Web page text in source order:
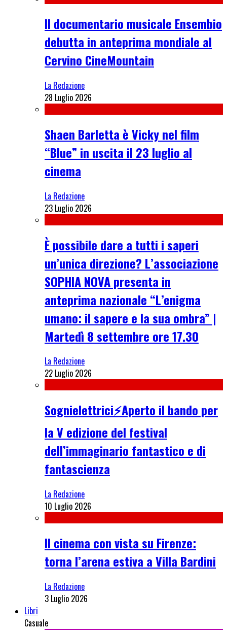
Il documentario musicale Ensembio
debutta in anteprima mondiale al
Cervino CineMountain
La Redazione
28 Luglio 2026
Shaen Barletta è Vicky nel film
“Blue” in uscita il 23 luglio al
cinema
La Redazione
23 Luglio 2026
È possibile dare a tutti i saperi
un’unica direzione? L’associazione
SOPHIA NOVA presenta in
anteprima nazionale “L’enigma
umano: il sapere e la sua ombra” |
Martedì 8 settembre ore 17.30
La Redazione
22 Luglio 2026
Sognielettrici⚡Aperto il bando per
la V edizione del festival
dell’immaginario fantastico e di
fantascienza
La Redazione
10 Luglio 2026
Il cinema con vista su Firenze:
torna l’arena estiva a Villa Bardini
La Redazione
3 Luglio 2026
Libri
Casuale